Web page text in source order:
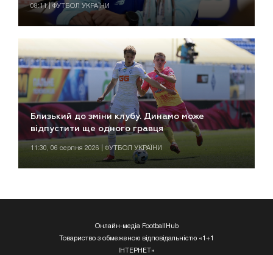
08:11 | ФУТБОЛ УКРАЇНИ
Близький до зміни клубу. Динамо може
відпустити ще одного гравця
11:30, 06 серпня 2026 | ФУТБОЛ УКРАЇНИ
Онлайн-медіа FootballHub
Товариство з обмеженою відповідальністю «1+1
ІНТЕРНЕТ»